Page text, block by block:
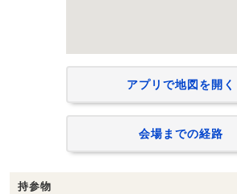
アプリで地図を開く
会場までの経路
持参物